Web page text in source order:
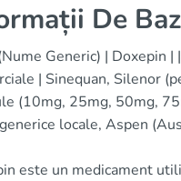
De
(Nume Generic) |
| Sinequan, Silenor
(10mg, 25mg, 50mg,
locale, Aspen
este un medicament